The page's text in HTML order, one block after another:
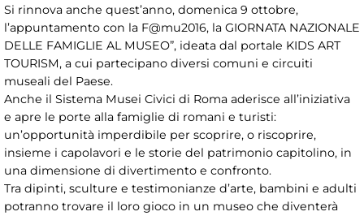
Si rinnova anche quest’anno, domenica 9 ottobre,
l’appuntamento con la F@mu2016, la GIORNATA NAZIONALE
DELLE FAMIGLIE AL MUSEO”, ideata dal portale KIDS ART
TOURISM, a cui partecipano diversi comuni e circuiti
museali del Paese.
Anche il Sistema Musei Civici di Roma aderisce all’iniziativa
e apre le porte alla famiglie di romani e turisti:
un’opportunità imperdibile per scoprire, o riscoprire,
insieme i capolavori e le storie del patrimonio capitolino, in
una dimensione di divertimento e confronto.
Tra dipinti, sculture e testimonianze d’arte, bambini e adulti
potranno trovare il loro gioco in un museo che diventerà